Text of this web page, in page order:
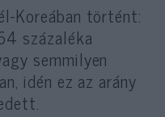
Koreában történt:
százaléka
semmilyen
idén ez az arány